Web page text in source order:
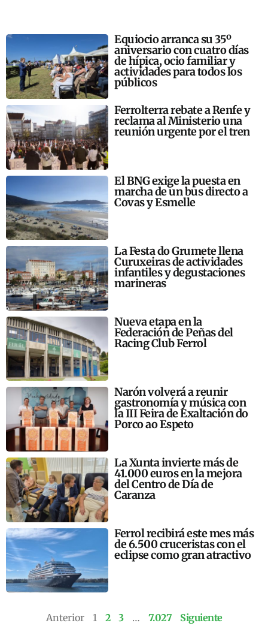
Equiocio arranca su 35º
aniversario con cuatro días
de hípica, ocio familiar y
actividades para todos los
públicos
Ferrolterra rebate a Renfe y
reclama al Ministerio una
reunión urgente por el tren
El BNG exige la puesta en
marcha de un bus directo a
Covas y Esmelle
La Festa do Grumete llena
Curuxeiras de actividades
infantiles y degustaciones
marineras
Nueva etapa en la
Federación de Peñas del
Racing Club Ferrol
Narón volverá a reunir
gastronomía y música con
la III Feira de Exaltación do
Porco ao Espeto
La Xunta invierte más de
41.000 euros en la mejora
del Centro de Día de
Caranza
Ferrol recibirá este mes más
de 6.500 cruceristas con el
eclipse como gran atractivo
Anterior 1 2 3 … 7.027 Siguiente